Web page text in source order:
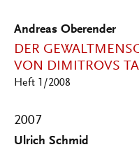
Andreas Oberender
DER
VON DIMITROVS
Heft 1/2008
2007
Ulrich Schmid